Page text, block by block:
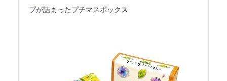
プが詰まったプチマスボックス